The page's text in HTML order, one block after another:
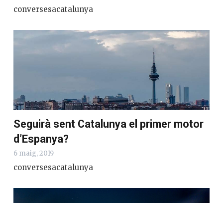
conversesacatalunya
Seguirà sent Catalunya el primer motor
d’Espanya?
6 maig, 2019
conversesacatalunya